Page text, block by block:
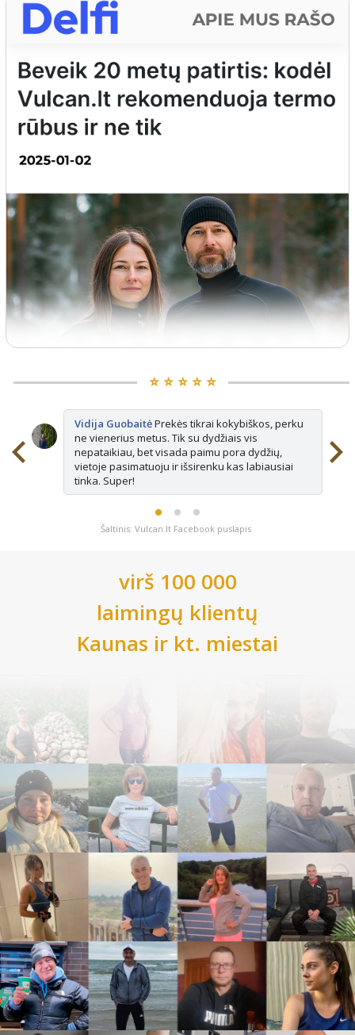
⭐️ ⭐️ ⭐️ ⭐️ ⭐️
Vidija GuobaitėPrekės tikrai kokybiškos, perku
ne vienerius metus. Tik su dydžiais vis
nepataikiau, bet visada paimu pora dydžių,
vietoje pasimatuoju ir išsirenku kas labiausiai
tinka. Super!
Šaltinis: Vulcan.lt Facebook puslapis
virš 100 000
laimingų klientų
Kaunas ir kt. miestai